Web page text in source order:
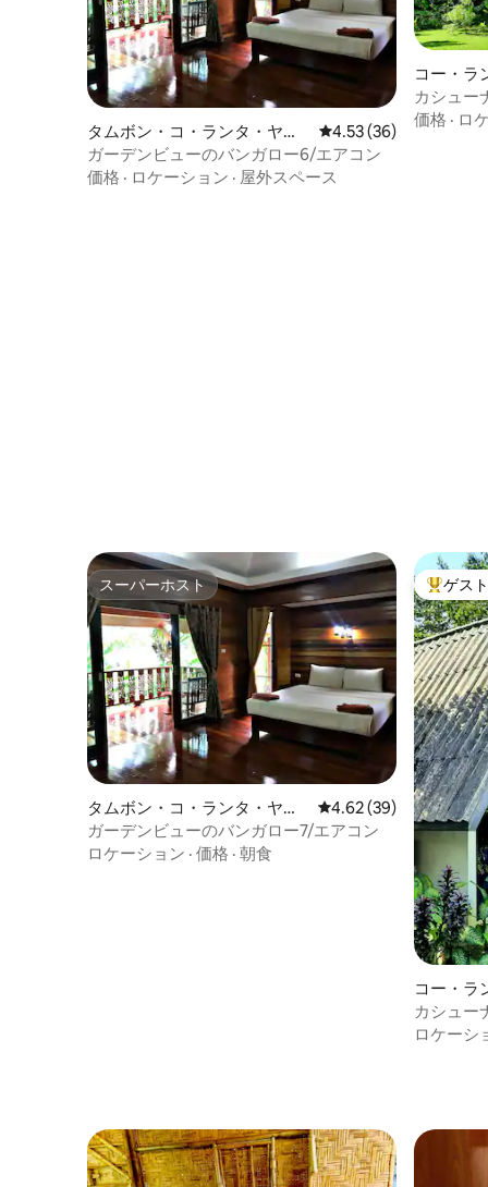
タムボン・コ・ランタ・ヤイ
のバンガロー
レビュー36件、5つ星
4.53 (36)
ガーデンビューのバンガロー6/エアコン
価格 · ロケーション · 屋外スペース
コー・ラ
ー
カシュー
ー・スー
価格 · ロ
スーパーホスト
スーパーホスト
タムボン・コ・ランタ・ヤイ
のバンガロー
レビュー39件、5つ星
4.62 (39)
ガーデンビューのバンガロー7/エアコン
ロケーション · 価格 · 朝食
大好評
ゲス
コー・ラ
ロー
カシュー
ロケーシ